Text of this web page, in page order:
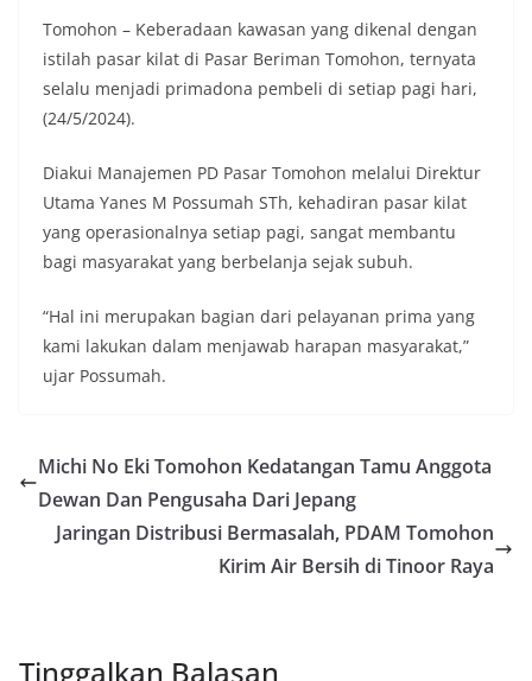
Tomohon – Keberadaan kawasan yang dikenal dengan
istilah pasar kilat di Pasar Beriman Tomohon, ternyata
selalu menjadi primadona pembeli di setiap pagi hari,
(24/5/2024).
Diakui Manajemen PD Pasar Tomohon melalui Direktur
Utama Yanes M Possumah STh, kehadiran pasar kilat
yang operasionalnya setiap pagi, sangat membantu
bagi masyarakat yang berbelanja sejak subuh.
“Hal ini merupakan bagian dari pelayanan prima yang
kami lakukan dalam menjawab harapan masyarakat,”
ujar Possumah.
Michi No Eki Tomohon Kedatangan Tamu Anggota
Dewan Dan Pengusaha Dari Jepang
Jaringan Distribusi Bermasalah, PDAM Tomohon
Kirim Air Bersih di Tinoor Raya
Tinggalkan Balasan